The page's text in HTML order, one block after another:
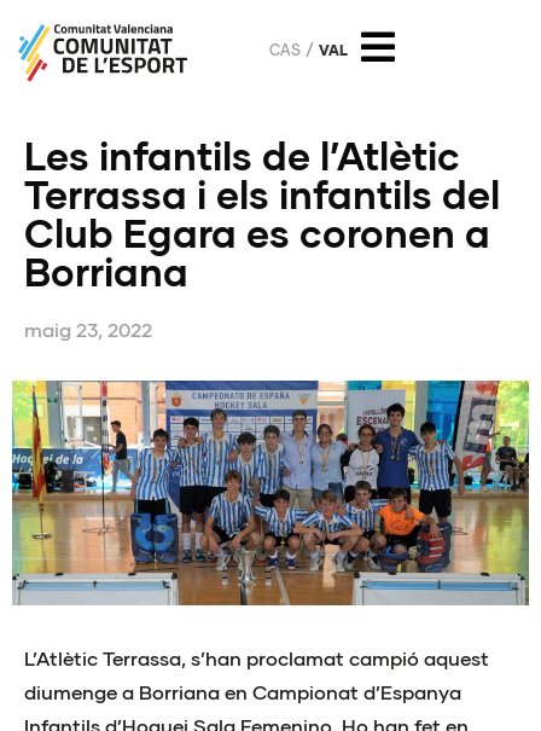
CAS VAL
Les infantils de l’Atlètic
Terrassa i els infantils del
Club Egara es coronen a
Borriana
maig 23, 2022
L’Atlètic Terrassa, s’han proclamat campió aquest
diumenge a Borriana en Campionat d’Espanya
Infantils d’Hoquei Sala Femenino. Ho han fet en